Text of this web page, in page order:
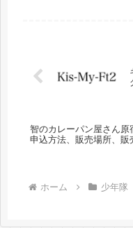
智のカレーパン屋さん原
申込方法、販売場所、販
ホーム 少年隊